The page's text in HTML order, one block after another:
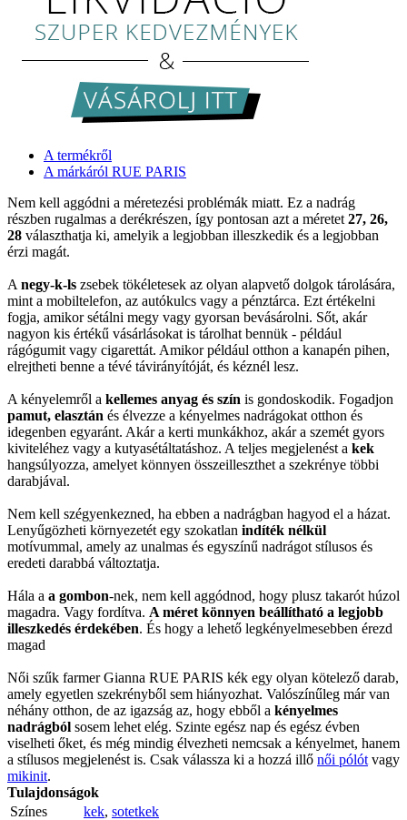
A termékről
A márkáról RUE PARIS
Nem kell aggódni a méretezési problémák miatt. Ez a nadrág
részben rugalmas a derékrészen, így pontosan azt a méretet 27, 26,
28 választhatja ki, amelyik a legjobban illeszkedik és a legjobban
érzi magát.
A negy-k-ls zsebek tökéletesek az olyan alapvető dolgok tárolására,
mint a mobiltelefon, az autókulcs vagy a pénztárca. Ezt értékelni
fogja, amikor sétálni megy vagy gyorsan bevásárolni. Sőt, akár
nagyon kis értékű vásárlásokat is tárolhat bennük - például
rágógumit vagy cigarettát. Amikor például otthon a kanapén pihen,
elrejtheti benne a tévé távirányítóját, és kéznél lesz.
A kényelemről a kellemes anyag és szín is gondoskodik. Fogadjon
pamut, elasztán és élvezze a kényelmes nadrágokat otthon és
idegenben egyaránt. Akár a kerti munkákhoz, akár a szemét gyors
kiviteléhez vagy a kutyasétáltatáshoz. A teljes megjelenést a kek
hangsúlyozza, amelyet könnyen összeilleszthet a szekrénye többi
darabjával.
Nem kell szégyenkezned, ha ebben a nadrágban hagyod el a házat.
Lenyűgözheti környezetét egy szokatlan indíték nélkül
motívummal, amely az unalmas és egyszínű nadrágot stílusos és
eredeti darabbá változtatja.
Hála a a gombon-nek, nem kell aggódnod, hogy plusz takarót húzol
magadra. Vagy fordítva. A méret könnyen beállítható a legjobb
illeszkedés érdekében. És hogy a lehető legkényelmesebben érezd
magad
Női szűk farmer Gianna RUE PARIS kék egy olyan kötelező darab,
amely egyetlen szekrényből sem hiányozhat. Valószínűleg már van
néhány otthon, de az igazság az, hogy ebből a kényelmes
nadrágból sosem lehet elég. Szinte egész nap és egész évben
viselheti őket, és még mindig élvezheti nemcsak a kényelmet, hanem
a stílusos megjelenést is. Csak válassza ki a hozzá illő női pólót vagy
mikinit.
Tulajdonságok
Színes
kek, sotetkek